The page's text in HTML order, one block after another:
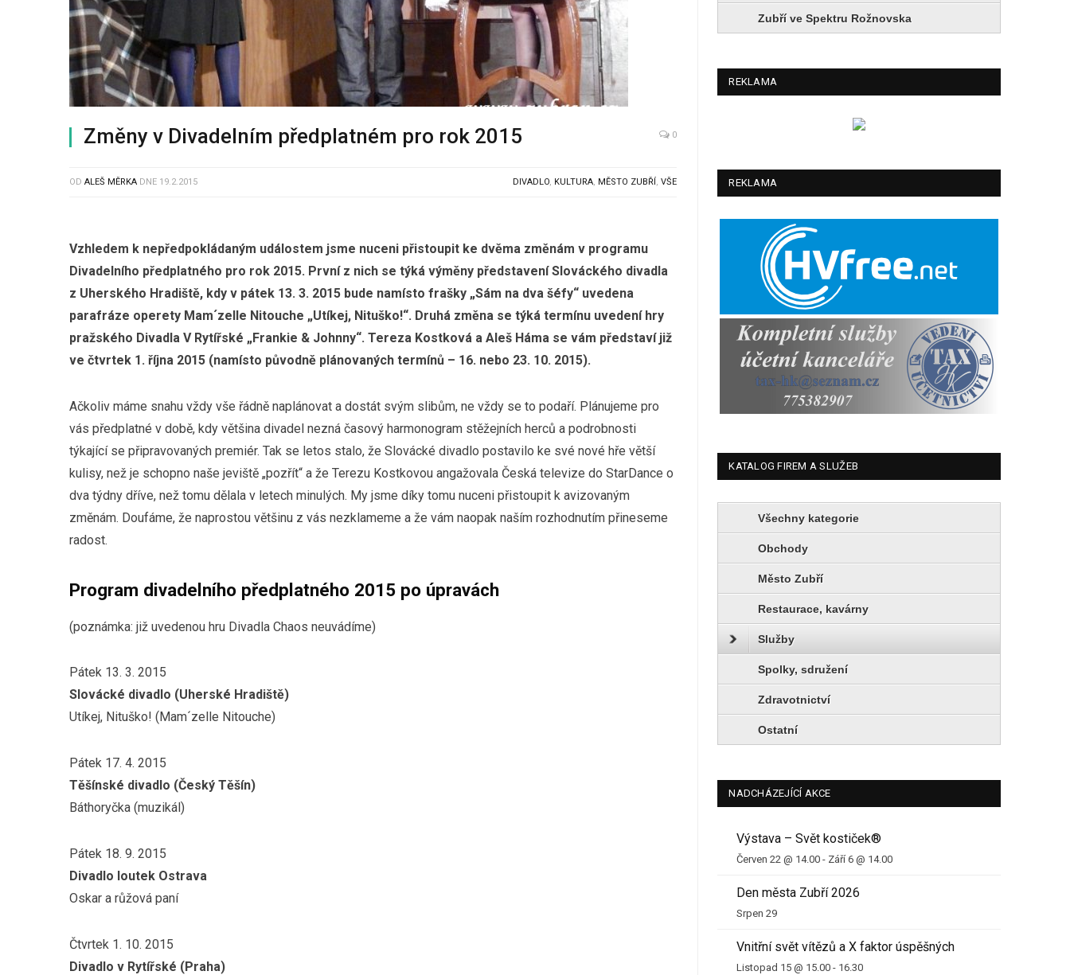
Změny v Divadelním předplatném pro rok 2015 0
OD ALEŠ MĚRKA DNE 19.2.2015 DIVADLO, KULTURA, MĚSTO ZUBŘÍ,VŠE
Vzhledem k nepředpokládaným událostem jsme nuceni přistoupit ke dvěma změnám v programu
Divadelního předplatného pro rok 2015. První z nich se týká výměny představení Slováckého divadla
z Uherského Hradiště, kdy v pátek 13. 3. 2015 bude namísto frašky „Sám na dva šéfy“ uvedena
parafráze operety Mam´zelle Nitouche „Utíkej, Nituško!“. Druhá změna se týká termínu uvedení hry
pražského Divadla V Rytířské „Frankie & Johnny“. Tereza Kostková a Aleš Háma se vám představí již
ve čtvrtek 1. října 2015 (namísto původně plánovaných termínů – 16. nebo 23. 10. 2015).
Ačkoliv máme snahu vždy vše řádně naplánovat a dostát svým slibům, ne vždy se to podaří. Plánujeme pro
vás předplatné v době, kdy většina divadel nezná časový harmonogram stěžejních herců a podrobnosti
týkající se připravovaných premiér. Tak se letos stalo, že Slovácké divadlo postavilo ke své nové hře větší
kulisy, než je schopno naše jeviště „pozřít“ a že Terezu Kostkovou angažovala Česká televize do StarDance o
dva týdny dříve, než tomu dělala v letech minulých. My jsme díky tomu nuceni přistoupit k avizovaným
změnám. Doufáme, že naprostou většinu z vás nezklameme a že vám naopak naším rozhodnutím přineseme
radost.
Program divadelního předplatného 2015 po úpravách
(poznámka: již uvedenou hru Divadla Chaos neuvádíme)
Pátek 13. 3. 2015
Slovácké divadlo (Uherské Hradiště)
Utíkej, Nituško! (Mam´zelle Nitouche)
Pátek 17. 4. 2015
Těšínské divadlo (Český Těšín)
Báthoryčka (muzikál)
Pátek 18. 9. 2015
Divadlo loutek Ostrava
Oskar a růžová paní
Čtvrtek 1. 10. 2015
Divadlo v Rytířské (Praha)
Zubří ve Spektru Rožnovska
REKLAMA
REKLAMA
KATALOG FIREM A SLUŽEB
Všechny kategorie
Obchody
Město Zubří
Restaurace, kavárny
Služby
Spolky, sdružení
Zdravotnictví
Ostatní
NADCHÁZEJÍCÍ AKCE
Výstava – Svět kostiček®
Červen 22 @ 14.00 - Září 6 @ 14.00
Den města Zubří 2026
Srpen 29
Vnitřní svět vítězů a X faktor úspěšných
Listopad 15 @ 15.00 - 16.30